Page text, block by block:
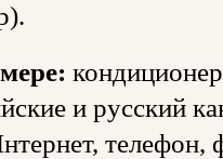
и русский